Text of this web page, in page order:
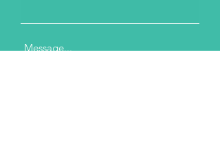
Message...